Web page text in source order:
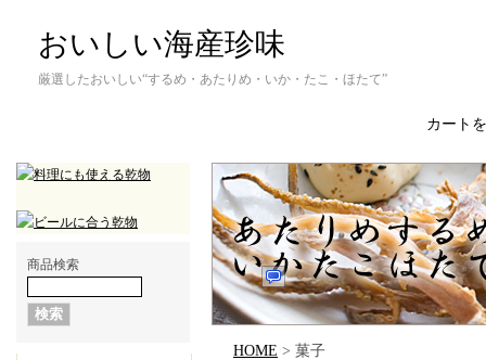
おいしい海産珍味
厳選したおいしい“するめ・あたりめ・いか・たこ・ほたて”
カート
商品検索
HOME > 菓子